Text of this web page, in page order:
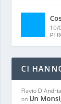
10/
CI
Flavio D'Andria
on Un